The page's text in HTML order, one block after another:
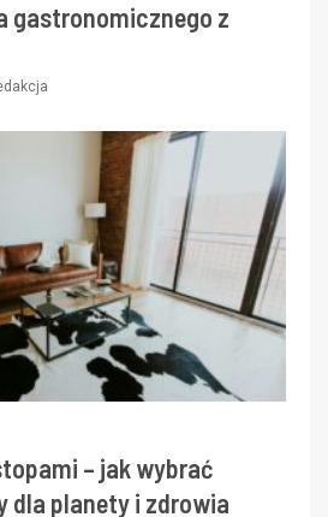
gastronomicznego z
– jak wybrać
dla planety i zdrowia